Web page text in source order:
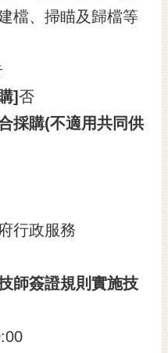
檔、掃瞄及歸檔等
]否
採購(不適用共同供
行政服務
師簽證規則實施技